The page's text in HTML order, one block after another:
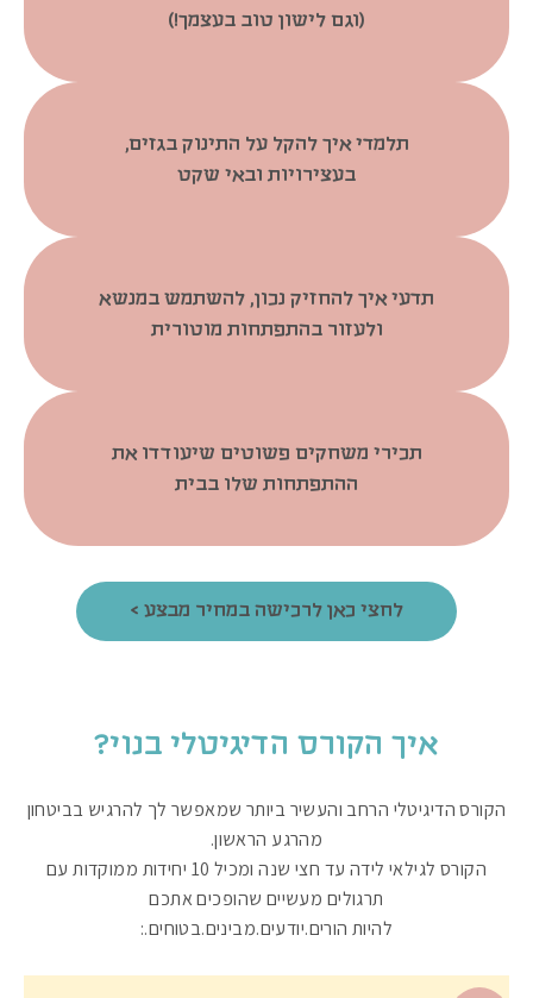
(וגם לישון טוב בעצמך!)
תלמדי איך להקל על התינוק בגזים,
בעצירויות ובאי שקט
תדעי איך להחזיק נכון, להשתמש במנשא
ולעזור בהתפתחות מוטורית
תכירי משחקים פשוטים שיעודדו את
ההתפתחות שלו בבית
לחצי כאן לרכישה במחיר מבצע >
איך הקורס הדיגיטלי בנוי?
הקורס הדיגיטלי הרחב והעשיר ביותר שמאפשר לך להרגיש בביטחון
מהרגע הראשון.
הקורס לגילאי לידה עד חצי שנה ומכיל 10 יחידות ממוקדות עם
תרגולים מעשיים שהופכים אתכם
להיות הורים.יודעים.מבינים.בטוחים.: